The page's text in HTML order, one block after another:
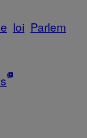
loi Parlem